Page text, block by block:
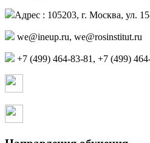
Адрес : 105203, г. Москва, ул.
we@ineup.ru, we@rosinstitut.ru
+7 (499) 464-83-81, +7 (499)